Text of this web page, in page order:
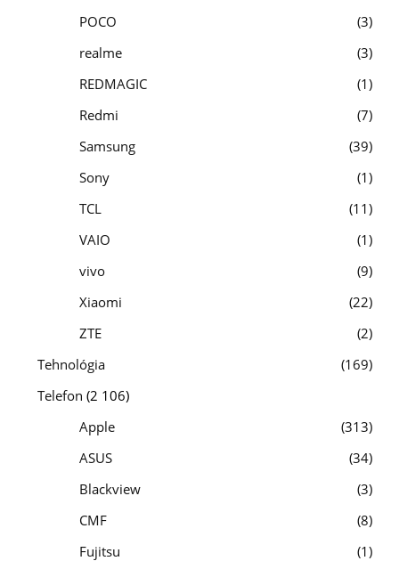
POCO
3
realme
3
REDMAGIC
1
Redmi
7
Samsung
39
Sony
1
TCL
11
VAIO
1
vivo
9
Xiaomi
22
ZTE
2
Tehnológia
169
Telefon (2 106)
Apple
313
ASUS
34
Blackview
3
CMF
8
Fujitsu
1